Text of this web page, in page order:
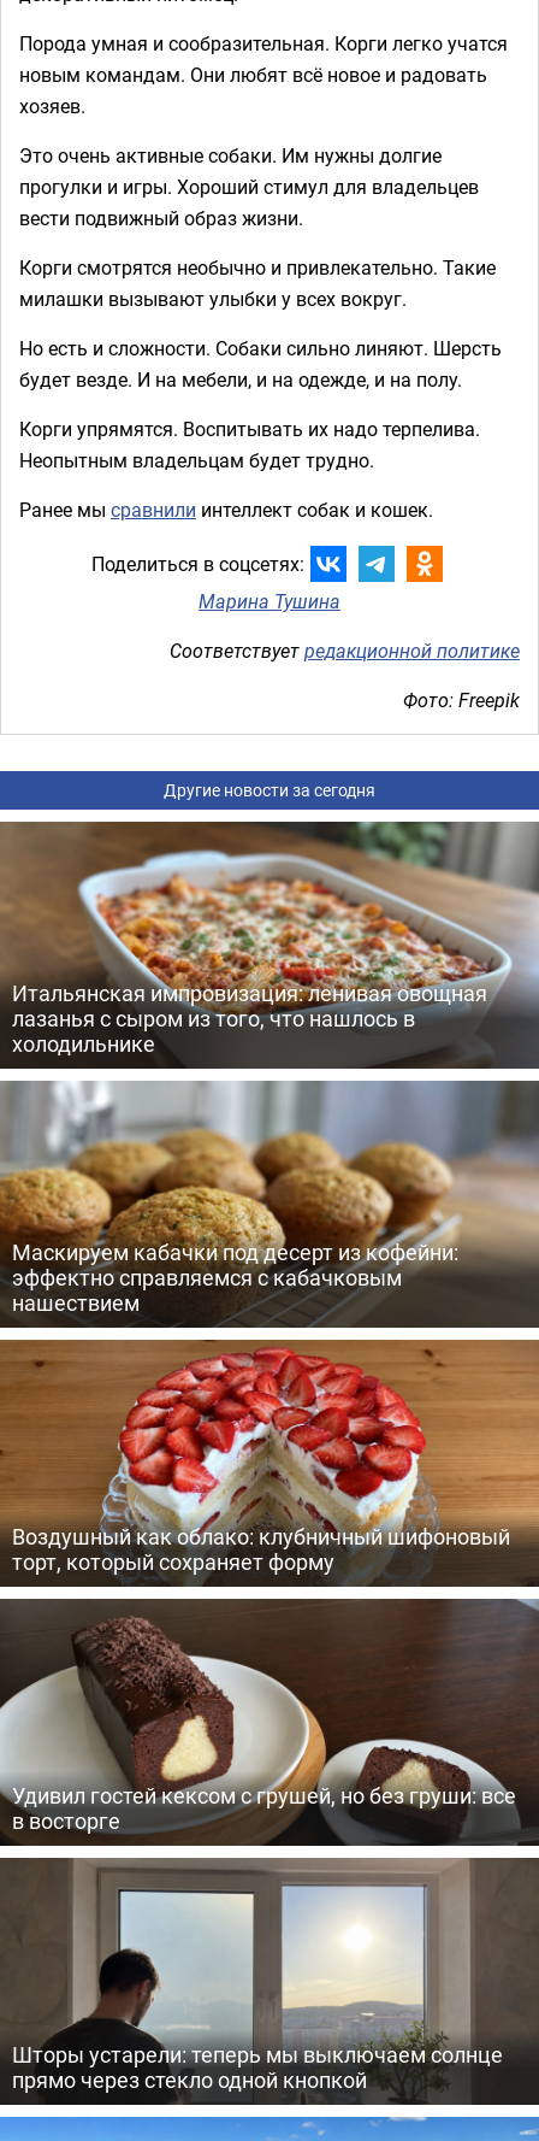
Порода умная и сообразительная. Корги легко учатся
новым командам. Они любят всё новое и радовать
хозяев.
Это очень активные собаки. Им нужны долгие
прогулки и игры. Хороший стимул для владельцев
вести подвижный образ жизни.
Корги смотрятся необычно и привлекательно. Такие
милашки вызывают улыбки у всех вокруг.
Но есть и сложности. Собаки сильно линяют. Шерсть
будет везде. И на мебели, и на одежде, и на полу.
Корги упрямятся. Воспитывать их надо терпелива.
Неопытным владельцам будет трудно.
Ранее мы сравнили интеллект собак и кошек.
Поделиться в соцсетях:
Марина Тушина
Соответствуетредакционной политике
Фото: Freepik
Другие новости за сегодня
Итальянская импровизация: ленивая овощная
лазанья с сыром из того, что нашлось в
холодильнике
Маскируем кабачки под десерт из кофейни:
эффектно справляемся с кабачковым
нашествием
Воздушный как облако: клубничный шифоновый
торт, который сохраняет форму
Удивил гостей кексом с грушей, но без груши: все
в восторге
Шторы устарели: теперь мы выключаем солнце
прямо через стекло одной кнопкой